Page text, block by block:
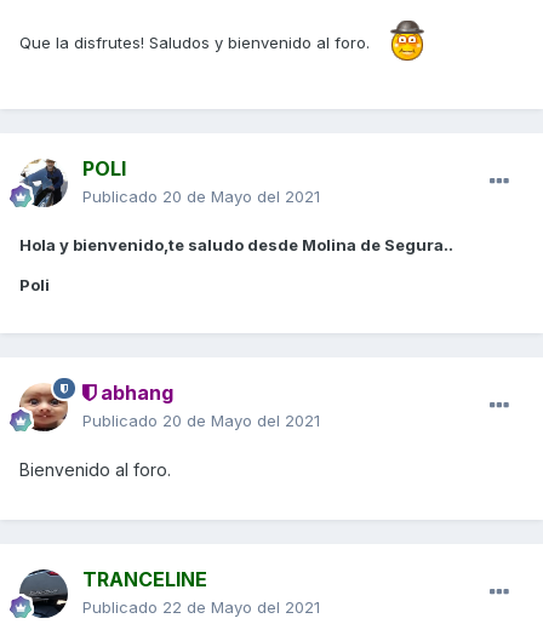
Que la disfrutes! Saludos y bienvenido al foro.
POLI
Publicado 20 de Mayo del 2021
Hola y bienvenido,te saludo desde Molina de Segura..
Poli
abhang
Publicado 20 de Mayo del 2021
Bienvenido al foro.
TRANCELINE
Publicado 22 de Mayo del 2021